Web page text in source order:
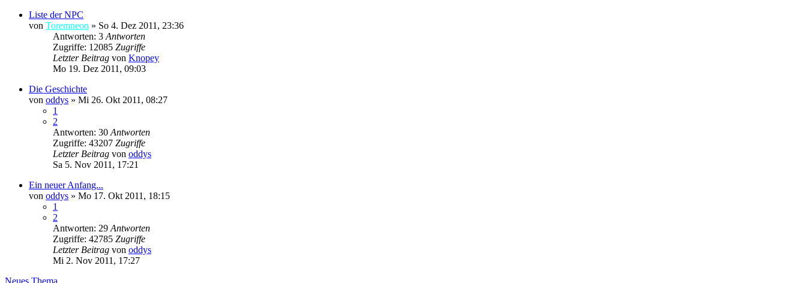
Liste der NPC
von Toremneon » So 4. Dez 2011, 23:36
Antworten: 3 Antworten
Zugriffe: 12085 Zugriffe
Letzter Beitrag von Knopey
Mo 19. Dez 2011, 09:03
Die Geschichte
von oddys » Mi 26. Okt 2011, 08:27
1
2
Antworten: 30 Antworten
Zugriffe: 43207 Zugriffe
Letzter Beitrag von oddys
Sa 5. Nov 2011, 17:21
Ein neuer Anfang...
von oddys » Mo 17. Okt 2011, 18:15
1
2
Antworten: 29 Antworten
Zugriffe: 42785 Zugriffe
Letzter Beitrag von oddys
Mi 2. Nov 2011, 17:27
Neues Thema